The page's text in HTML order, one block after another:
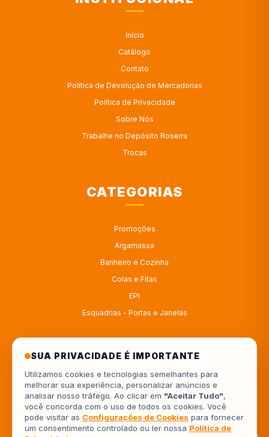
Início
Catálogo
Contato
Política de Devolução de Mercadorias
Política de Privacidade
Sobre Nós
Trabalhe no Depósito Roseira
Trocas
CATEGORIAS
Promoções
Argamassa
Banheiro e Cozinha
Colas e Fitas
EPI
Esquadrias - Portas e Janelas
ATENDIMENTO
4333414222
554333414222
SUA PRIVACIDADE É IMPORTANTE
Utilizamos cookies e tecnologias semelhantes para
melhorar sua experiência, personalizar anúncios e
analisar nosso tráfego. Ao clicar em "Aceitar Tudo",
você concorda com o uso de todos os cookies. Você
pode visitar as Configurações de Cookies para fornecer
um consentimento controlado ou ler nossa Política de